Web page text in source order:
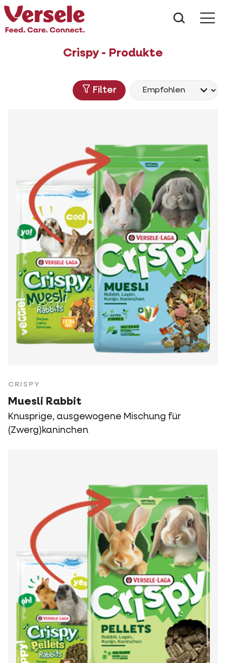
Crispy - Produkte
Filter
CRISPY
Muesli Rabbit
Knusprige, ausgewogene Mischung für
(Zwerg)kaninchen